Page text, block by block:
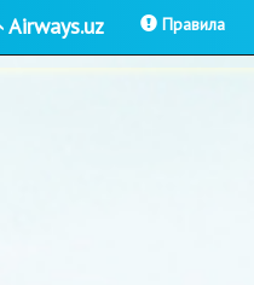
Airways.uz Правила